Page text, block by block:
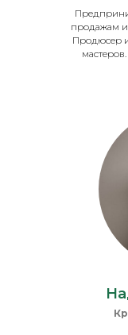
продажам
Продюсер